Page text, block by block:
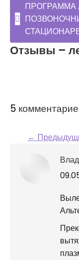
ПРОГРАММА
Отзывы –
5
←